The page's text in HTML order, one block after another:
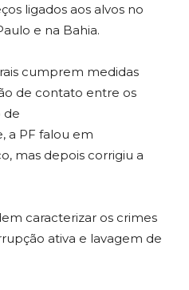
ligados aos alvos no
e na Bahia.
cumprem medidas
de contato entre os
de
a PF falou em
mas depois corrigiu a
caracterizar os crimes
ativa e lavagem de